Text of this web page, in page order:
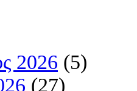
2026 (5)
(27)